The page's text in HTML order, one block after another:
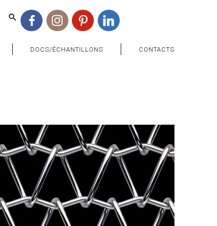
DOCS/ÉCHANTILLONS CONTACTS
www.maillemetaldesign.fr" width="1140"